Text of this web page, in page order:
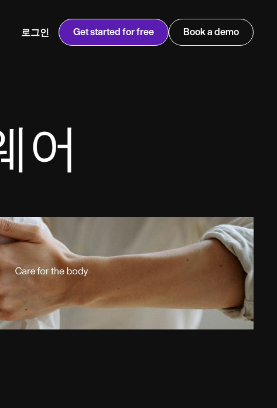
로그인 Get started for free Book a demo
Grow your business
View Jen’s story
어